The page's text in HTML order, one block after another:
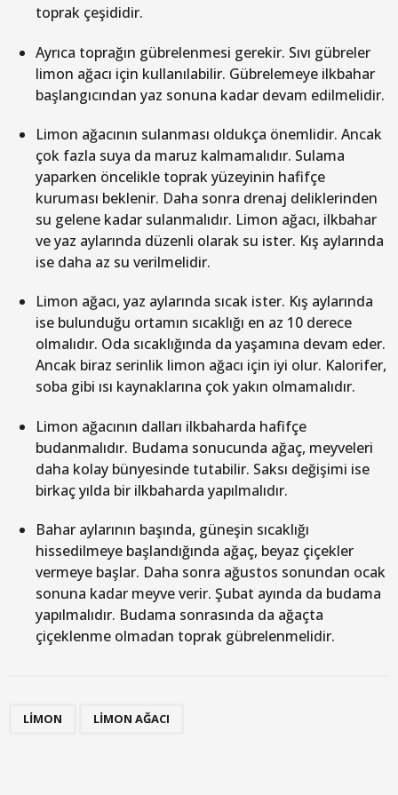
toprak çeşididir.
Ayrıca toprağın gübrelenmesi gerekir. Sıvı gübreler
limon ağacı için kullanılabilir. Gübrelemeye ilkbahar
başlangıcından yaz sonuna kadar devam edilmelidir.
Limon ağacının sulanması oldukça önemlidir. Ancak
çok fazla suya da maruz kalmamalıdır. Sulama
yaparken öncelikle toprak yüzeyinin hafifçe
kuruması beklenir. Daha sonra drenaj deliklerinden
su gelene kadar sulanmalıdır. Limon ağacı, ilkbahar
ve yaz aylarında düzenli olarak su ister. Kış aylarında
ise daha az su verilmelidir.
Limon ağacı, yaz aylarında sıcak ister. Kış aylarında
ise bulunduğu ortamın sıcaklığı en az 10 derece
olmalıdır. Oda sıcaklığında da yaşamına devam eder.
Ancak biraz serinlik limon ağacı için iyi olur. Kalorifer,
soba gibi ısı kaynaklarına çok yakın olmamalıdır.
Limon ağacının dalları ilkbaharda hafifçe
budanmalıdır. Budama sonucunda ağaç, meyveleri
daha kolay bünyesinde tutabilir. Saksı değişimi ise
birkaç yılda bir ilkbaharda yapılmalıdır.
Bahar aylarının başında, güneşin sıcaklığı
hissedilmeye başlandığında ağaç, beyaz çiçekler
vermeye başlar. Daha sonra ağustos sonundan ocak
sonuna kadar meyve verir. Şubat ayında da budama
yapılmalıdır. Budama sonrasında da ağaçta
çiçeklenme olmadan toprak gübrelenmelidir.
LIMON LIMON AĞACI